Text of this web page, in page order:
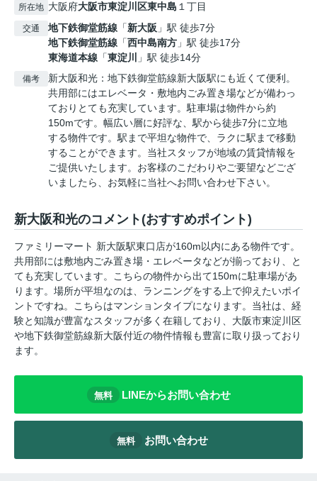
所在地 大阪府大阪市東淀川区東中島 １丁目
交通 地下鉄御堂筋線 「新大阪 」駅 徒歩7分
地下鉄御堂筋線 「西中島南方 」駅 徒歩17分
東海道本線 「東淀川 」駅 徒歩14分
備考
新大阪和光：地下鉄御堂筋線新大阪駅にも近くて便利。
共用部にはエレベータ・敷地内ごみ置き場などが備わっ
ておりとても充実しています。駐車場は物件から約
150mです。幅広い層に好評な、駅から徒歩7分に立地
する物件です。駅まで平坦な物件で、ラクに駅まで移動
することができます。当社スタッフが地域の賃貸情報を
ご提供いたします。お客様のこだわりやご要望などござ
いましたら、お気軽に当社へお問い合わせ下さい。
新大阪和光のコメント(おすすめポイント)
ファミリーマート 新大阪駅東口店が160m以内にある物件です。
共用部には敷地内ごみ置き場・エレベータなどが揃っており、と
ても充実しています。こちらの物件から出て150mに駐車場があ
ります。場所が平坦なのは、ランニングをする上で抑えたいポイ
ントですね。こちらはマンションタイプになります。当社は、経
験と知識が豊富なスタッフが多く在籍しており、大阪市東淀川区
や地下鉄御堂筋線新大阪付近の物件情報も豊富に取り扱っており
ます。
無料 LINEからお問い合わせ
無料 お問い合わせ